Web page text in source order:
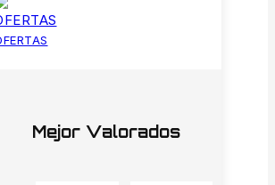
Mejor Valorados